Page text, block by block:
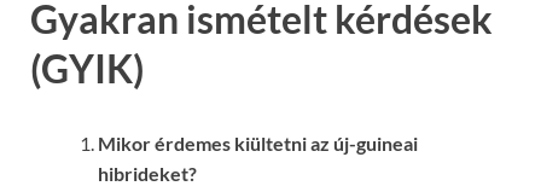
Gyakran ismételt kérdések
(GYIK)
Mikor érdemes kiültetni az új-guineai
hibrideket?